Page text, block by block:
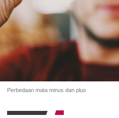
Perbedaan mata minus dan plus